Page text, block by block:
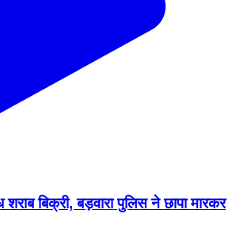
बिक्री, बड़वारा पुलिस ने छापा मारकर